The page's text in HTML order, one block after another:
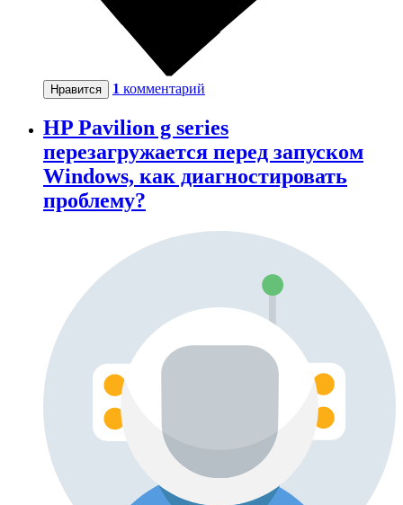
Нравится 1 комментарий
HP Pavilion g series
перезагружается перед запуском
Windows, как диагностировать
проблему?